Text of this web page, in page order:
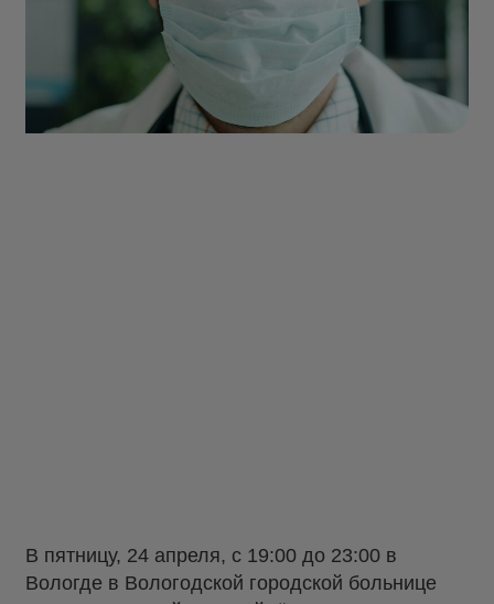
В пятницу, 24 апреля, с 19:00 до 23:00 в
Вологде в Вологодской городской больнице